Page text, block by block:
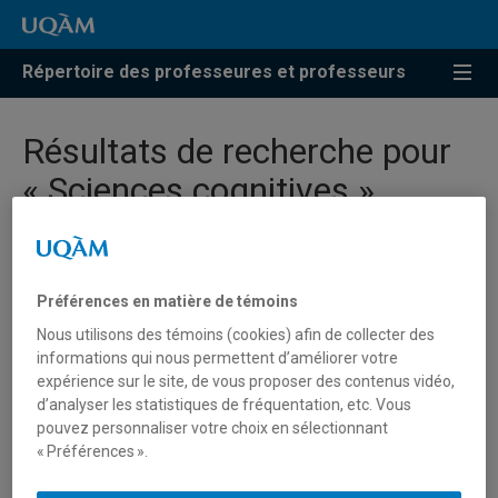
Répertoire des professeures et professeurs
Résultats de recherche pour
« Sciences cognitives »
Audry, Sofian
audry.sofian@uqam.ca
Sciences cognitives
Préférences en matière de témoins
Nous utilisons des témoins (cookies) afin de collecter des
informations qui nous permettent d’améliorer votre
expérience sur le site, de vous proposer des contenus vidéo,
d’analyser les statistiques de fréquentation, etc. Vous
pouvez personnaliser votre choix en sélectionnant
« Préférences ».